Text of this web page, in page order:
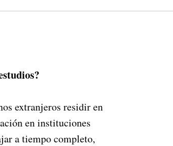
extranjeros residir en
en instituciones
a tiempo completo,